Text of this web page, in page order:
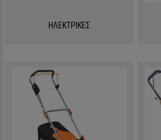
ΗΛΕΚΤΡΙΚΕΣ